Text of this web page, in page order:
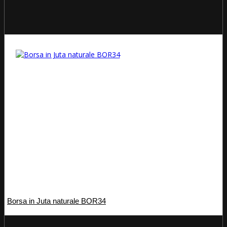
Borsa in Juta naturale BOR34